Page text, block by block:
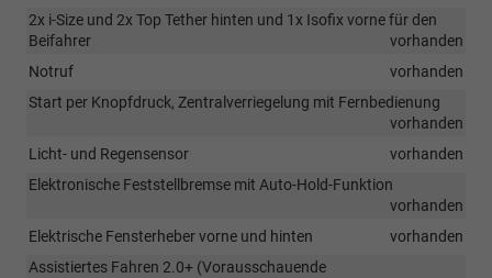
2x i-Size und 2x Top Tether hinten und 1x Isofix vorne für den
Beifahrer
vorhanden
Notruf
vorhanden
Start per Knopfdruck, Zentralverriegelung mit Fernbedienung
vorhanden
Licht- und Regensensor
vorhanden
Elektronische Feststellbremse mit Auto-Hold-Funktion
vorhanden
Elektrische Fensterheber vorne und hinten
vorhanden
Assistiertes Fahren 2.0+ (Vorausschauende